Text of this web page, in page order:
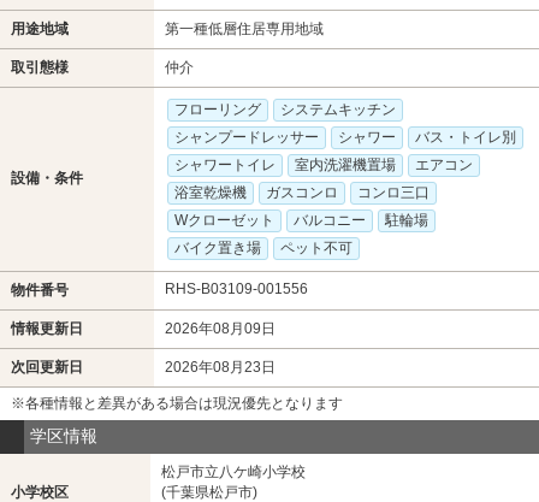
用途地域 第一種低層住居専用地域
取引態様 仲介
設備・条件
フローリング
システムキッチン
シャンプードレッサー
シャワー
バス・トイレ別
シャワートイレ
室内洗濯機置場
エアコン
浴室乾燥機
ガスコンロ
コンロ三口
Wクローゼット
バルコニー
駐輪場
バイク置き場
ペット不可
物件番号 RHS-B03109-001556
情報更新日 2026年08月09日
次回更新日 2026年08月23日
※各種情報と差異がある場合は現況優先となります
学区情報
小学校区
松戸市立八ケ崎小学校
(千葉県松戸市)